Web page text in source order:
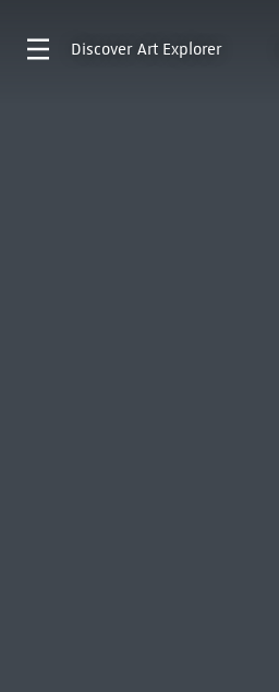
Discover Art Explorer